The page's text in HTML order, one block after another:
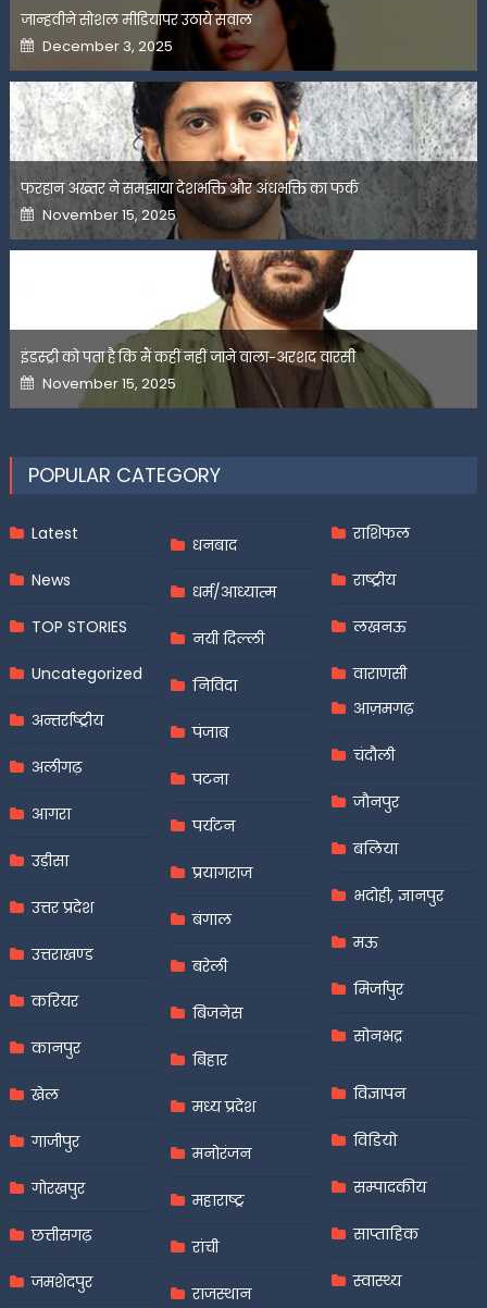
जान्हवीने सोशल मीडियापर उठाये सवाल
Posted
on
December 3, 2025
फरहान अख्तर ने समझाया देशभक्ति और अंधभक्ति का फर्क
Posted
on
November 15, 2025
इंडस्ट्री को पता है कि मैं कहीं नहीं जाने वाला-अरशद वारसी
Posted
on
November 15, 2025
POPULAR CATEGORY
Latest
News
TOP STORIES
Uncategorized
अन्तर्राष्ट्रीय
अलीगढ़
आगरा
उड़ीसा
उत्तर प्रदेश
उत्तराखण्ड
करियर
कानपुर
खेल
गाजीपुर
गोरखपुर
छत्तीसगढ़
जमशेदपुर
धनबाद
धर्म/आध्यात्म
नयी दिल्ली
निविदा
पंजाब
पटना
पर्यटन
प्रयागराज
बंगाल
बरेली
बिजनेस
बिहार
मध्य प्रदेश
मनोरंजन
महाराष्ट्र
रांची
राजस्थान
राशिफल
राष्ट्रीय
लखनऊ
वाराणसी
आज़मगढ़
चंदौली
जौनपुर
बलिया
भदोही, ज्ञानपुर
मऊ
मिर्जापुर
सोनभद्र
विज्ञापन
विडियो
सम्पादकीय
साप्ताहिक
स्वास्थ्य